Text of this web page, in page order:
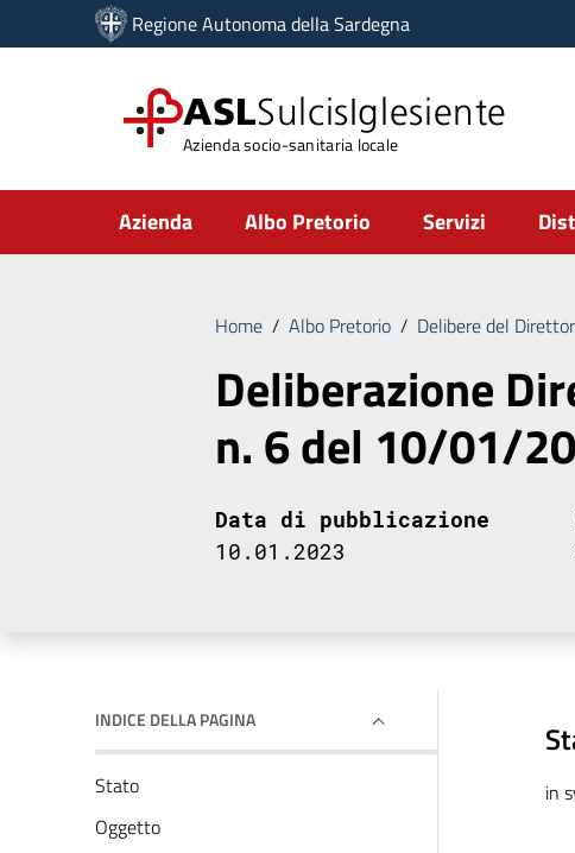
Vai ai contenuti
Vai al menu di navigazione
Regione Autonoma della Sardegna
ASLSulcisIglesiente
Azienda socio-sanitaria locale
Submenu
Azienda Albo Pretorio Servizi
Home / Albo Pretorio / Delibere del
Deliberazione
n. 6 del 10/01/
Data di pubblicazione
10.01.2023
INDICE DELLA PAGINA
Stato
Oggetto
in